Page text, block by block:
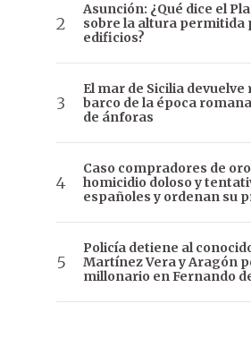
Asunción: ¿Qué dice el
sobre la altura permitida
edificios?
El mar de Sicilia devuelve
barco de la época
de ánforas
Caso compradores de
homicidio doloso y
españoles y ordenan su
Policía detiene al
Martínez Vera y Aragón
millonario en Fernando